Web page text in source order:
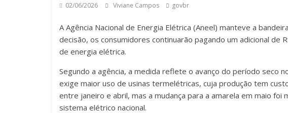
02/06/2026 Viviane Campos govbr
A Agência Nacional de Energia Elétrica (Aneel) manteve a
decisão, os consumidores continuarão pagando um adicional de
de energia elétrica.
Segundo a agência, a medida reflete o avanço do período seco
exige maior uso de usinas termelétricas, cuja produção tem
entre janeiro e abril, mas a mudança para a amarela em maio foi
sistema elétrico nacional.